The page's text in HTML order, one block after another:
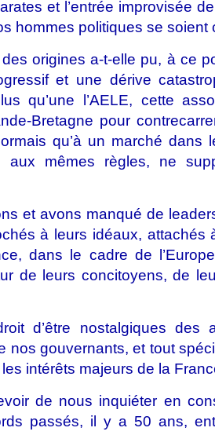
et l’entrée improvisée
hommes politiques se soient
origines a-t-elle pu, à ce
et une dérive
qu’une l’AELE, cette
Bretagne pour
qu’à un marché dans
aux mêmes règles, ne
et avons manqué de
à leurs idéaux, attachés
dans le cadre de
de leurs concitoyens, de
d’être nostalgiques des
nos gouvernants, et tout
intérêts majeurs de la
de nous inquiéter en
passés, il y a 50 ans,